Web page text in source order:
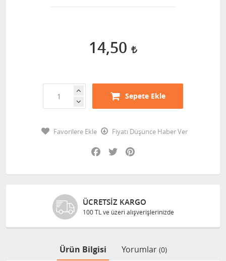
14,50
Sepete Ekle
Favorilere Ekle
Fiyatı Düşünce Haber Ver
Facebook
Twitter
ÜCRETSIZ KARGO
100 TL ve üzeri alışverişlerinizde
Ürün Bilgisi Yorumlar (0)